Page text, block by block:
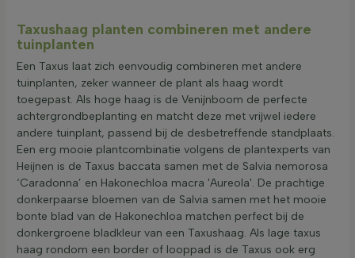
Taxushaag planten combineren met andere
tuinplanten
Een Taxus laat zich eenvoudig combineren met andere
tuinplanten, zeker wanneer de plant als haag wordt
toegepast. Als hoge haag is de Venijnboom de perfecte
achtergrondbeplanting en matcht deze met vrijwel iedere
andere tuinplant, passend bij de desbetreffende standplaats.
Een erg mooie plantcombinatie volgens de plantexperts van
Heijnen is de Taxus baccata samen met de Salvia nemorosa
‘Caradonna’ en Hakonechloa macra 'Aureola'. De prachtige
donkerpaarse bloemen van de Salvia samen met het mooie
bonte blad van de Hakonechloa matchen perfect bij de
donkergroene bladkleur van een Taxushaag. Als lage taxus
haag rondom een border of looppad is de Taxus ook erg